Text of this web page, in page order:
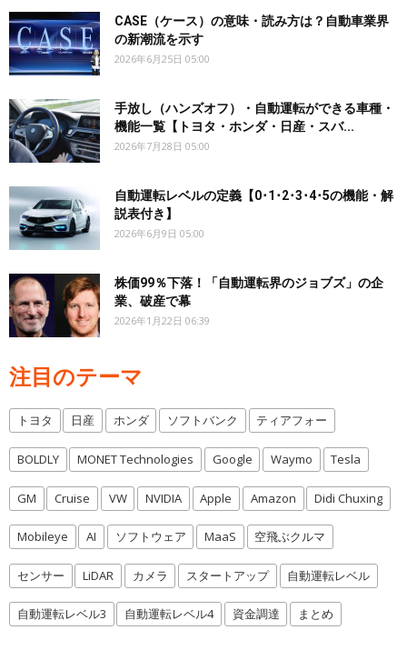
CASE（ケース）の意味・読み方は？自動車業界
の新潮流を示す
2026年6月25日 05:00
手放し（ハンズオフ）・自動運転ができる車種・
機能一覧【トヨタ・ホンダ・日産・スバ...
2026年7月28日 05:00
自動運転レベルの定義【0･1･2･3･4･5の機能・解
説表付き】
2026年6月9日 05:00
株価99％下落！「自動運転界のジョブズ」の企
業、破産で幕
2026年1月22日 06:39
注目のテーマ
トヨタ 日産 ホンダ ソフトバンク ティアフォー
BOLDLY MONET Technologies Google Waymo Tesla
GM Cruise VW NVIDIA Apple Amazon Didi Chuxing
Mobileye AI ソフトウェア MaaS 空飛ぶクルマ
センサー LiDAR カメラ スタートアップ 自動運転レベル
自動運転レベル3 自動運転レベル4 資金調達 まとめ